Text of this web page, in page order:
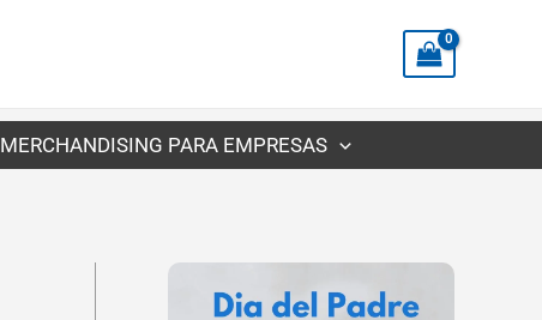
MERCHANDISING PARA EMPRESAS
hasta
S/11.78